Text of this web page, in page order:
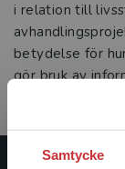
Samtycke
i relation till
betydelse för
gör bruk av